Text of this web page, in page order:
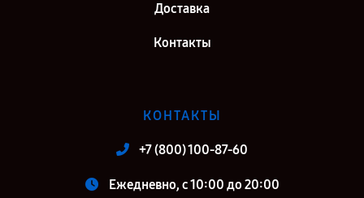
Доставка
Контакты
КОНТАКТЫ
+7 (800) 100-87-60
Ежедневно, с 10:00 до 20:00